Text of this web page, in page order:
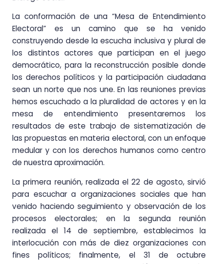
La conformación de una “Mesa de Entendimiento
Electoral” es un camino que se ha venido
construyendo desde la escucha inclusiva y plural de
los distintos actores que participan en el juego
democrático, para la reconstrucción posible donde
los derechos políticos y la participación ciudadana
sean un norte que nos une. En las reuniones previas
hemos escuchado a la pluralidad de actores y en la
mesa de entendimiento presentaremos los
resultados de este trabajo de sistematización de
las propuestas en materia electoral, con un enfoque
medular y con los derechos humanos como centro
de nuestra aproximación.
La primera reunión, realizada el 22 de agosto, sirvió
para escuchar a organizaciones sociales que han
venido haciendo seguimiento y observación de los
procesos electorales; en la segunda reunión
realizada el 14 de septiembre, establecimos la
interlocución con más de diez organizaciones con
fines políticos; finalmente, el 31 de octubre